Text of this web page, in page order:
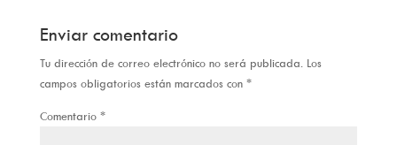
Enviar comentario
Tu dirección de correo electrónico no será publicada. Los
campos obligatorios están marcados con *
Comentario *